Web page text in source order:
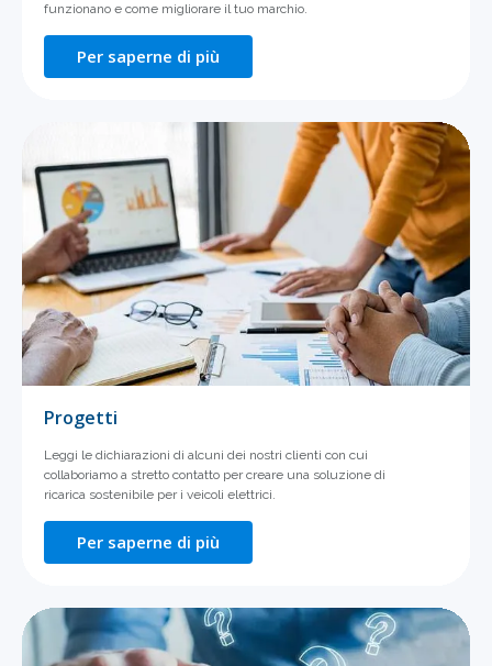
funzionano e come migliorare il tuo marchio.
Per saperne di più
Progetti
Leggi le dichiarazioni di alcuni dei nostri clienti con cui
collaboriamo a stretto contatto per creare una soluzione di
ricarica sostenibile per i veicoli elettrici.
Per saperne di più